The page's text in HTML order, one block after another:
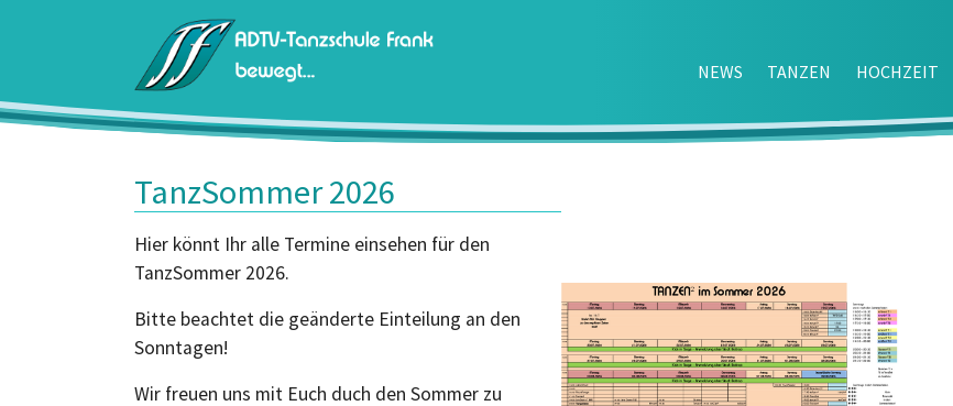
Zum Hauptinhalt springen NEWS TANZEN HOCHZEIT
TanzSommer 2026
Hier könnt Ihr alle Termine einsehen für den
TanzSommer 2026.
Bitte beachtet die geänderte Einteilung an den
Sonntagen!
Wir freuen uns mit Euch duch den Sommer zu